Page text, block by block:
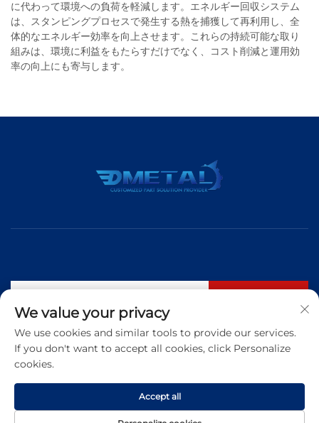
に代わって環境への負荷を軽減します。エネルギー回収システム
は、スタンピングプロセスで発生する熱を捕獲して再利用し、全
体的なエネルギー効率を向上させます。これらの持続可能な取り
組みは、環境に利益をもたらすだけでなく、コスト削減と運用効
率の向上にも寄与します。
電話番号： +86 183 5421 3960
We value your privacy
We use cookies and similar tools to provide our services.
If you don't want to accept all cookies, click Personalize
cookies.
Accept all